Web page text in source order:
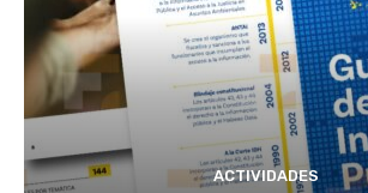
ACTIVIDADES